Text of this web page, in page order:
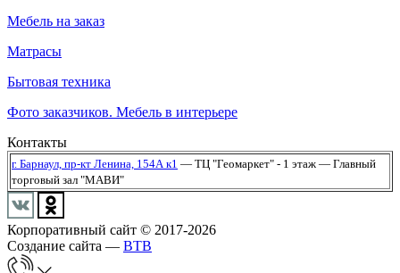
Мебель на заказ
Матрасы
Бытовая техника
Фото заказчиков. Мебель в интерьере
Контакты
г. Барнаул, пр-кт Ленина, 154А к1 — ТЦ "Геомаркет" - 1 этаж — Главный
торговый зал "МАВИ"
Корпоративный сайт © 2017-2026
Создание сайта — BTB